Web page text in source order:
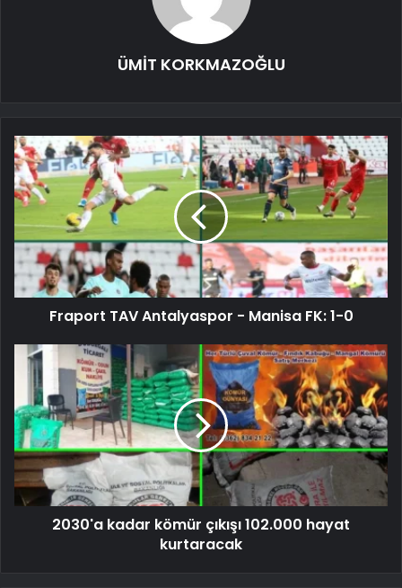
ÜMİT KORKMAZOĞLU
Fraport TAV Antalyaspor - Manisa FK: 1-0
2030'a kadar kömür çıkışı 102.000 hayat
kurtaracak